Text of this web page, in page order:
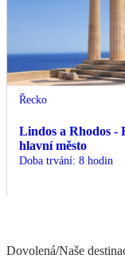
Řecko
Lindos a Rhodos -
hlavní město
Doba trvání: 8 hodin
Dovolená/Naše